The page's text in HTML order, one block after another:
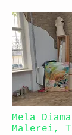
Mela
Malerei,